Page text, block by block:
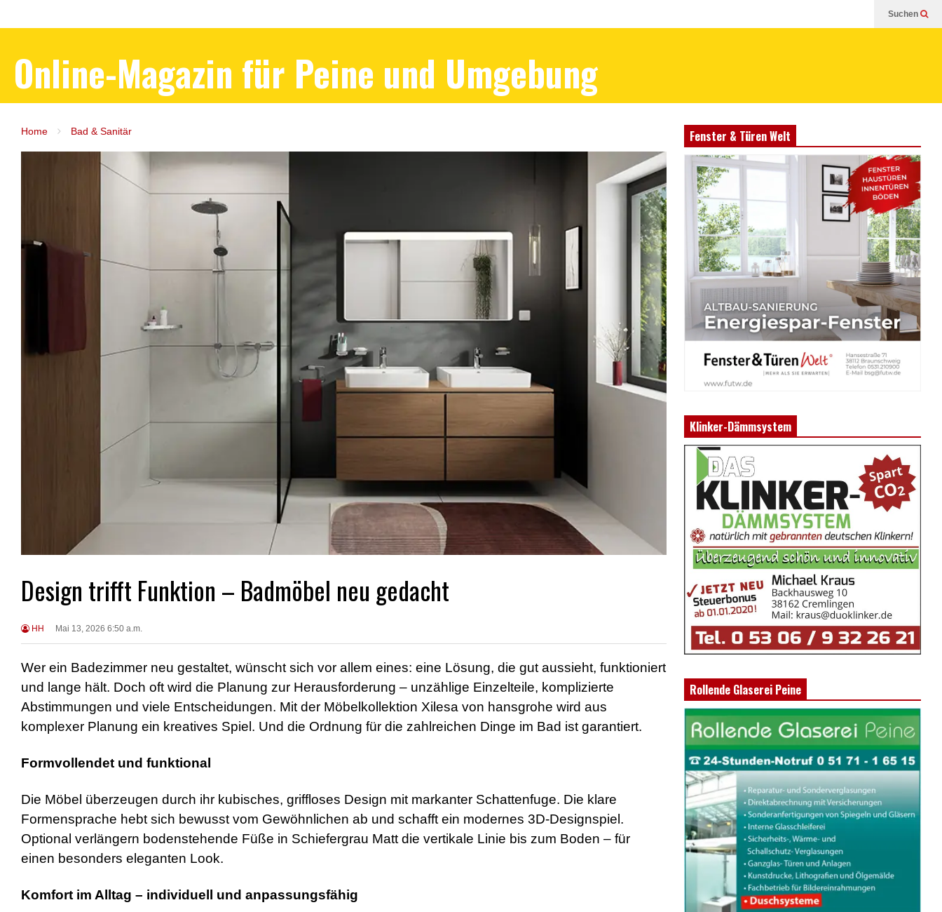
Suchen
Online-Magazin für Peine und Umgebung
Home Bad & Sanitär
Design trifft Funktion – Badmöbel neu gedacht
HH Mai 13, 2026 6:50 a.m.
Wer ein Badezimmer neu gestaltet, wünscht sich vor allem eines: eine Lösung, die gut aussieht, funktioniert
und lange hält. Doch oft wird die Planung zur Herausforderung – unzählige Einzelteile, komplizierte
Abstimmungen und viele Entscheidungen. Mit der Möbelkollektion Xilesa von hansgrohe wird aus
komplexer Planung ein kreatives Spiel. Und die Ordnung für die zahlreichen Dinge im Bad ist garantiert.
Formvollendet und funktional
Die Möbel überzeugen durch ihr kubisches, griffloses Design mit markanter Schattenfuge. Die klare
Formensprache hebt sich bewusst vom Gewöhnlichen ab und schafft ein modernes 3D-Designspiel.
Optional verlängern bodenstehende Füße in Schiefergrau Matt die vertikale Linie bis zum Boden – für
einen besonders eleganten Look.
Komfort im Alltag – individuell und anpassungsfähig
Fenster & Türen Welt
Klinker-Dämmsystem
Rollende Glaserei Peine